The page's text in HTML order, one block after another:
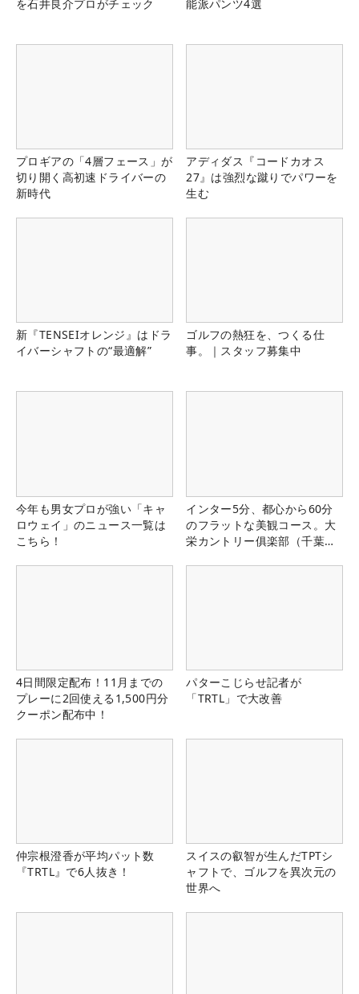
を石井良介プロがチェック
能派パンツ4選
プロギアの「4層フェース」が
切り開く高初速ドライバーの
新時代
アディダス『コードカオス
27』は強烈な蹴りでパワーを
生む
新『TENSEIオレンジ』はドラ
イバーシャフトの“最適解”
ゴルフの熱狂を、つくる仕
事。｜スタッフ募集中
今年も男女プロが強い「キャ
ロウェイ」のニュース一覧は
こちら！
インター5分、都心から60分
のフラットな美観コース。大
栄カントリー俱楽部（千葉
4日間限定配布！11月までの
プレーに2回使える1,500円分
クーポン配布中！
パターこじらせ記者が
「TRTL」で大改善
仲宗根澄香が平均パット数
『TRTL』で6人抜き！
スイスの叡智が生んだTPTシ
ャフトで、ゴルフを異次元の
世界へ